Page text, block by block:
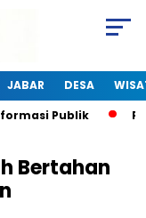
JABAR DESA
Publik
Bertahan